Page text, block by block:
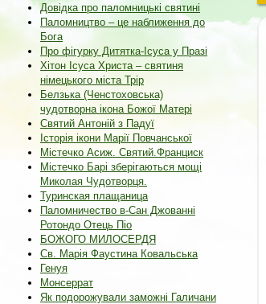
Довідка про паломницькі святині
Паломництво – це наближення до
Бога
Про фігурку Дитятка-Ісуса у Празі
Хітон Ісуса Христа – святиня
німецького міста Трір
Белзька (Ченстоховська)
чудотворна ікона Божої Матері
Святий Антоній з Падуї
Історія ікони Марії Повчанської
Містечко Асиж. Святий.Франциск
Містечко Барі зберігаються мощі
Миколая Чудотворця.
Туринская плащаница
Паломничество в-Сан Джованні
Ротондо Отець Піо
БОЖОГО МИЛОСЕРДЯ
Св. Марія Фаустина Ковальська
Генуя
Монсеррат
Як подорожували заможні Галичани